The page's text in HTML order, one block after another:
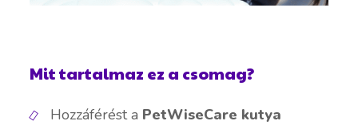
Mit tartalmaz ez a csomag?
Hozzáférést a PetWiseCare kutya